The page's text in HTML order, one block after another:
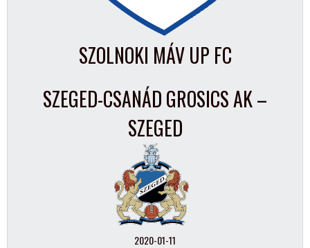
SZOLNOKI MÁV UP FC
SZEGED-CSANÁD GROSICS AK –
SZEGED
2020-01-11